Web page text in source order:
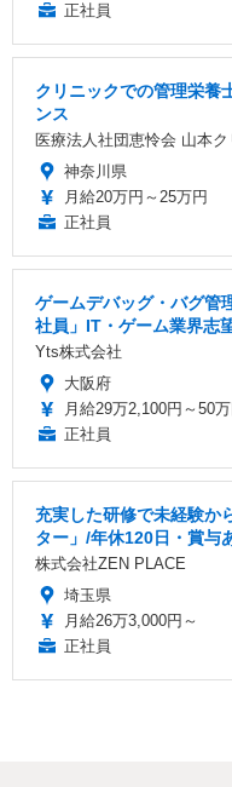
正社員
クリニックでの管理栄養
ンス
医療法人社団恵怜会 山本ク
神奈川県
月給20万円～25万円
正社員
ゲームデバッグ・バグ管
社員」IT・ゲーム業界志
Yts株式会社
大阪府
月給29万2,100円～50万
正社員
充実した研修で未経験か
ター」/年休120日・賞与
株式会社ZEN PLACE
埼玉県
月給26万3,000円～
正社員